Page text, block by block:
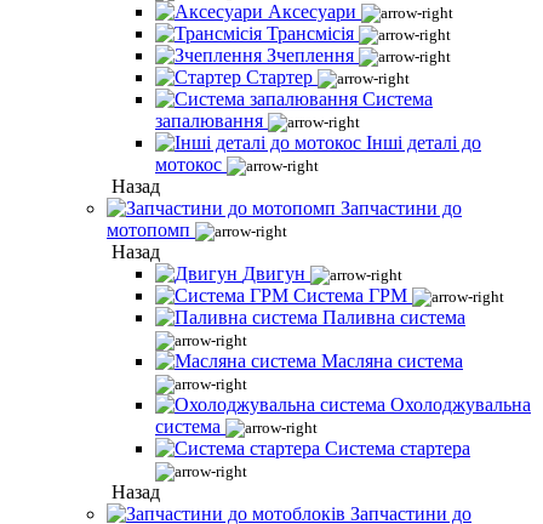
Аксесуари
Трансмісія
Зчеплення
Стартер
Система
запалювання
Інші деталі до
мотокос
Назад
Запчастини до
мотопомп
Назад
Двигун
Система ГРМ
Паливна система
Масляна система
Охолоджувальна
система
Система стартера
Назад
Запчастини до